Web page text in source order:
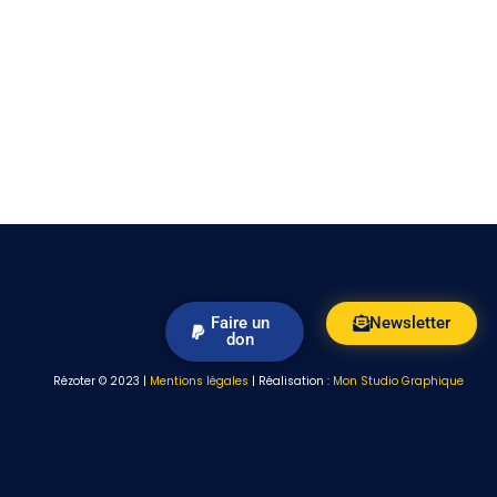
Faire un
don
Newsletter
Rézoter © 2023 | Mentions légales | Réalisation : Mon Studio Graphique